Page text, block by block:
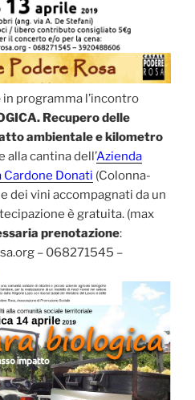
in programma l’incontro
Recupero delle
ambientale e kilometro
alla cantina dell’Azienda
Donati (Colonna-
dei vini accompagnati da un
è gratuita. (max
prenotazione:
– 068271545 –